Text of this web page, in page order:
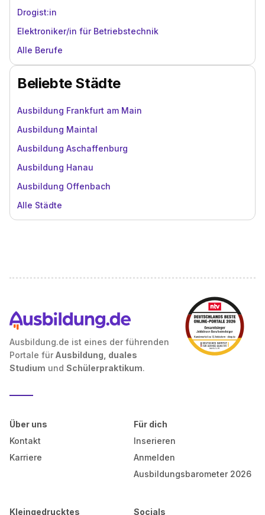
Drogist:in
Elektroniker/in für Betriebstechnik
Alle Berufe
Beliebte Städte
Ausbildung Frankfurt am Main
Ausbildung Maintal
Ausbildung Aschaffenburg
Ausbildung Hanau
Ausbildung Offenbach
Alle Städte
Ausbildung.de ist eines der führenden
Portale für Ausbildung, duales
Studium und Schülerpraktikum.
Über uns
Kontakt
Karriere
Für dich
Inserieren
Anmelden
Ausbildungsbarometer 2026
Kleingedrucktes Socials